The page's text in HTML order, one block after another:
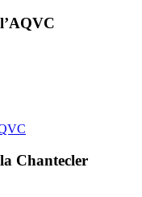
de
Chantecler